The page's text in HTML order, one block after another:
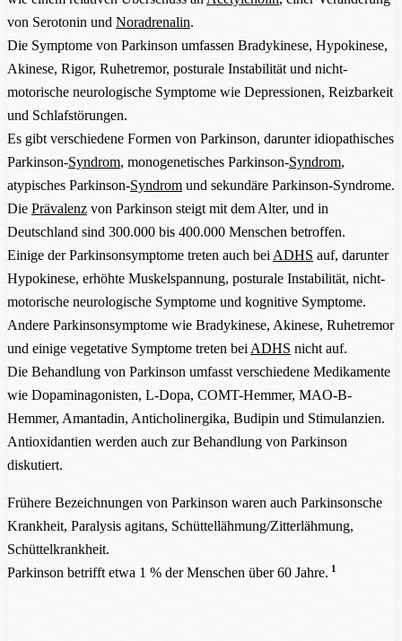
von Serotonin und Noradrenalin.
Die Symptome von Parkinson umfassen Bradykinese, Hypokinese,
Akinese, Rigor, Ruhetremor, posturale Instabilität und nicht-
motorische neurologische Symptome wie Depressionen, Reizbarkeit
und Schlafstörungen.
Es gibt verschiedene Formen von Parkinson, darunter idiopathisches
Parkinson-Syndrom, monogenetisches Parkinson-Syndrom,
atypisches Parkinson-Syndrom und sekundäre Parkinson-Syndrome.
Die Prävalenz von Parkinson steigt mit dem Alter, und in
Deutschland sind 300.000 bis 400.000 Menschen betroffen.
Einige der Parkinsonsymptome treten auch bei ADHS auf, darunter
Hypokinese, erhöhte Muskelspannung, posturale Instabilität, nicht-
motorische neurologische Symptome und kognitive Symptome.
Andere Parkinsonsymptome wie Bradykinese, Akinese, Ruhetremor
und einige vegetative Symptome treten bei ADHS nicht auf.
Die Behandlung von Parkinson umfasst verschiedene Medikamente
wie Dopaminagonisten, L-Dopa, COMT-Hemmer, MAO-B-
Hemmer, Amantadin, Anticholinergika, Budipin und Stimulanzien.
Antioxidantien werden auch zur Behandlung von Parkinson
diskutiert.
Frühere Bezeichnungen von Parkinson waren auch Parkinsonsche
Krankheit, Paralysis agitans, Schüttellähmung/Zitterlähmung,
Schüttelkrankheit.
Parkinson betrifft etwa 1 % der Menschen über 60 Jahre. 1